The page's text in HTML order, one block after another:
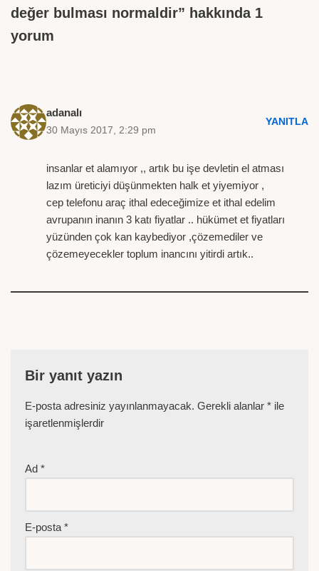
değer bulması normaldir” hakkında 1
yorum
adanalı
30 Mayıs 2017, 2:29 pm
YANITLA
insanlar et alamıyor ,, artık bu işe devletin el atması
lazım üreticiyi düşünmekten halk et yiyemiyor ,
cep telefonu araç ithal edeceğimize et ithal edelim
avrupanın inanın 3 katı fiyatlar .. hükümet et fiyatları
yüzünden çok kan kaybediyor ,çözemediler ve
çözemeyecekler toplum inancını yitirdi artık..
Bir yanıt yazın
E-posta adresiniz yayınlanmayacak. Gerekli alanlar * ile
işaretlenmişlerdir
Ad *
E-posta *